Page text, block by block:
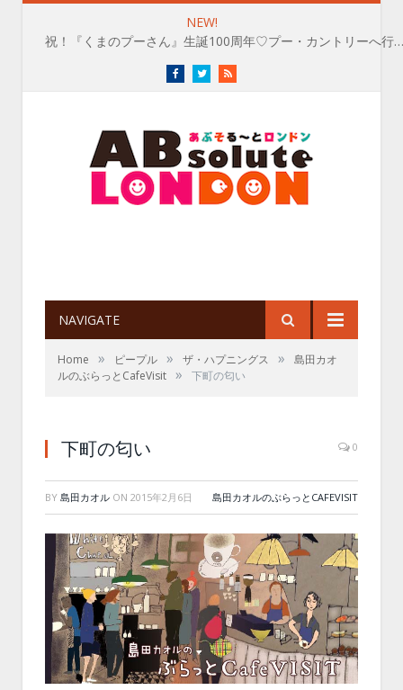
NEW!
祝！『くまのプーさん』生誕100周年♡プー・カントリーへ行こう♪
FacebookTwitterRSS
NAVIGATE
Home » ピープル » ザ・ハプニングス »
島田カオ
ルのぶらっとCafeVisit » 下町の匂い
下町の匂い 0
BY 島田カオル ON 2015年2月6日 島田カオルのぶらっとCAFEVISIT